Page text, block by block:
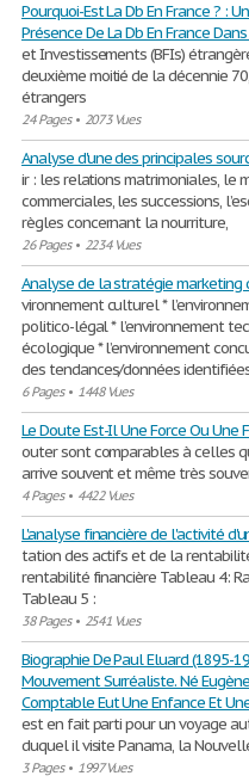
Pourquoi-Est La Db En France ? :
Présence De La Db En France
et Investissements (BFIs)
deuxième moitié de la décennie
étrangers
24 Pages• 2073 Vues
Analyse d'une des principales
ir : les relations matrimoniales, le
commerciales, les successions,
règles concernant la nourriture,
26 Pages• 2234 Vues
Analyse de la stratégie marketing
vironnement culturel *
politico-légal * l’environnement
écologique * l’environnement
des tendances/données
6 Pages• 1448 Vues
Le Doute Est-Il Une Force Ou Une
outer sont comparables à celles
arrive souvent et même très
4 Pages• 4422 Vues
L'analyse financière de l'activité
tation des actifs et de la
rentabilité financière Tableau 4:
Tableau 5 :
38 Pages• 2541 Vues
Biographie De Paul Eluard (1895-
Mouvement Surréaliste. Né
Comptable Eut Une Enfance Et
est en fait parti pour un voyage
duquel il visite Panama, la
3 Pages• 1997 Vues